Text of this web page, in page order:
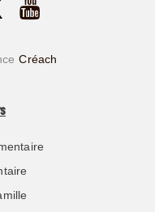
Créach